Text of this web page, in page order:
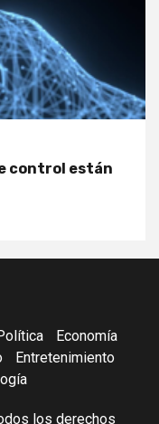
control están
Economía
Entretenimiento
los derechos